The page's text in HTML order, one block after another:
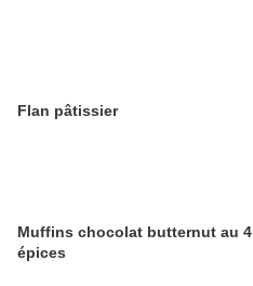
Flan pâtissier
Muffins chocolat butternut au 4
épices